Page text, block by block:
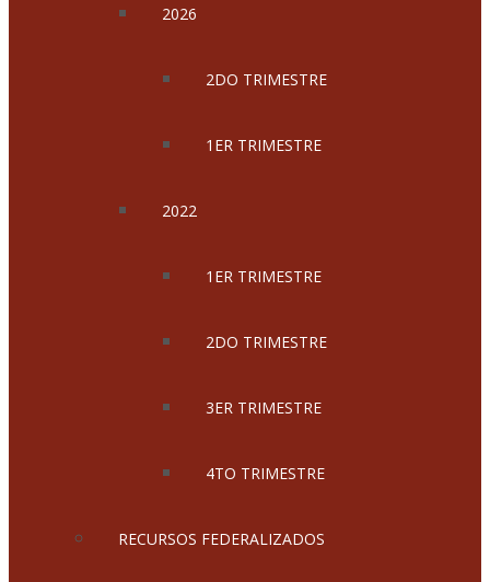
2026
2DO TRIMESTRE
1ER TRIMESTRE
2022
1ER TRIMESTRE
2DO TRIMESTRE
3ER TRIMESTRE
4TO TRIMESTRE
RECURSOS FEDERALIZADOS